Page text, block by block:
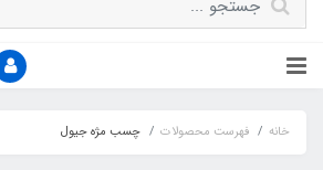
خانه فهرست محصولات چسب مژه جیول